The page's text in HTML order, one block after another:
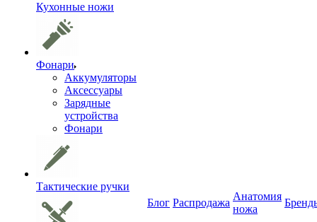
Кухонные ножи
Фонари
Аккумуляторы
Аксессуары
Зарядные
устройства
Фонари
Тактические ручки
Блог Распродажа
Анатомия
ножа